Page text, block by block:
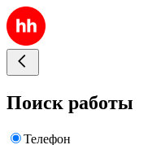
Поиск работы
Телефон